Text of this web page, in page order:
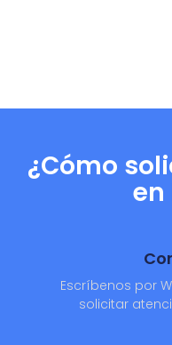
¿Cómo
en
Escríbenos por
solicitar